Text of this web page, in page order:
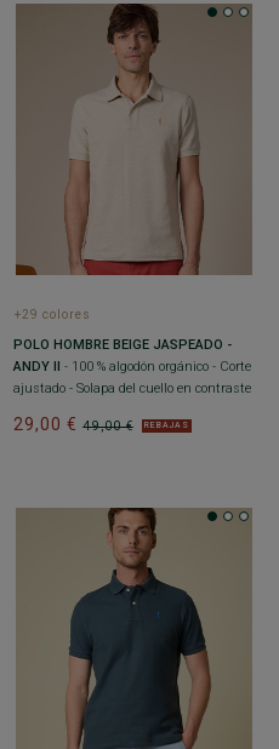
+29 colores
POLO HOMBRE BEIGE JASPEADO -
ANDY II
- 100 % algodón orgánico - Corte
ajustado - Solapa del cuello en contraste
49,00 €
29,00 € REBAJAS